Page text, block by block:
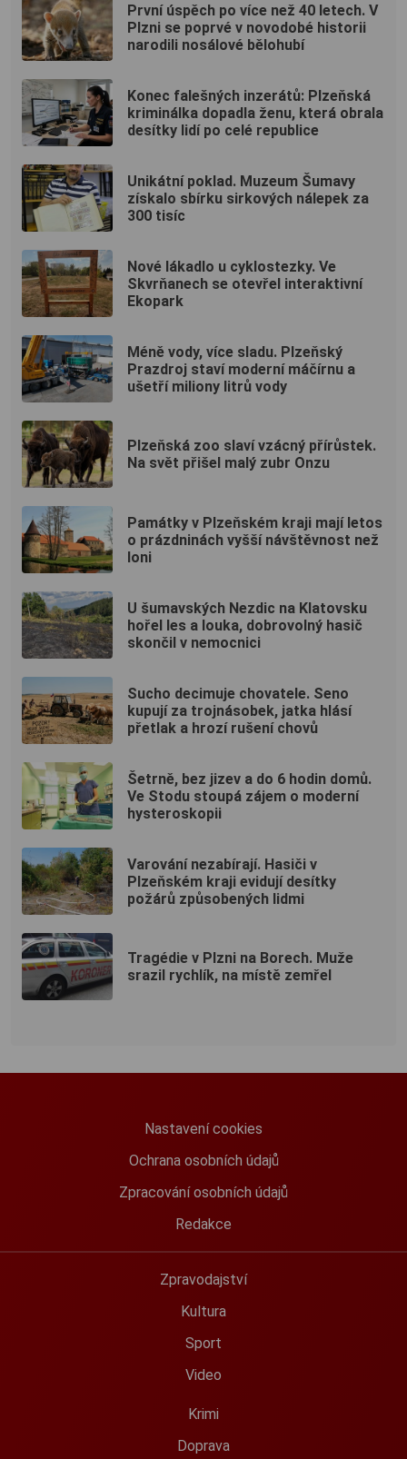
První úspěch po více než 40 letech. V
Plzni se poprvé v novodobé historii
narodili nosálové bělohubí
Konec falešných inzerátů: Plzeňská
kriminálka dopadla ženu, která obrala
desítky lidí po celé republice
Unikátní poklad. Muzeum Šumavy
získalo sbírku sirkových nálepek za
300 tisíc
Nové lákadlo u cyklostezky. Ve
Skvrňanech se otevřel interaktivní
Ekopark
Méně vody, více sladu. Plzeňský
Prazdroj staví moderní máčírnu a
ušetří miliony litrů vody
Plzeňská zoo slaví vzácný přírůstek.
Na svět přišel malý zubr Onzu
Památky v Plzeňském kraji mají letos
o prázdninách vyšší návštěvnost než
loni
U šumavských Nezdic na Klatovsku
hořel les a louka, dobrovolný hasič
skončil v nemocnici
Sucho decimuje chovatele. Seno
kupují za trojnásobek, jatka hlásí
přetlak a hrozí rušení chovů
Šetrně, bez jizev a do 6 hodin domů.
Ve Stodu stoupá zájem o moderní
hysteroskopii
Varování nezabírají. Hasiči v
Plzeňském kraji evidují desítky
požárů způsobených lidmi
Tragédie v Plzni na Borech. Muže
srazil rychlík, na místě zemřel
Nastavení cookies
Ochrana osobních údajů
Zpracování osobních údajů
Redakce
Zpravodajství
Kultura
Sport
Video
Krimi
Doprava